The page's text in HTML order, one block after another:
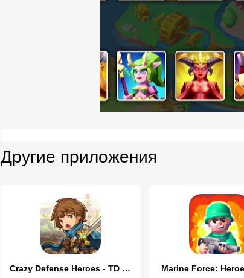
Другие приложения
Crazy Defense Heroes - TD Game Marine Force: